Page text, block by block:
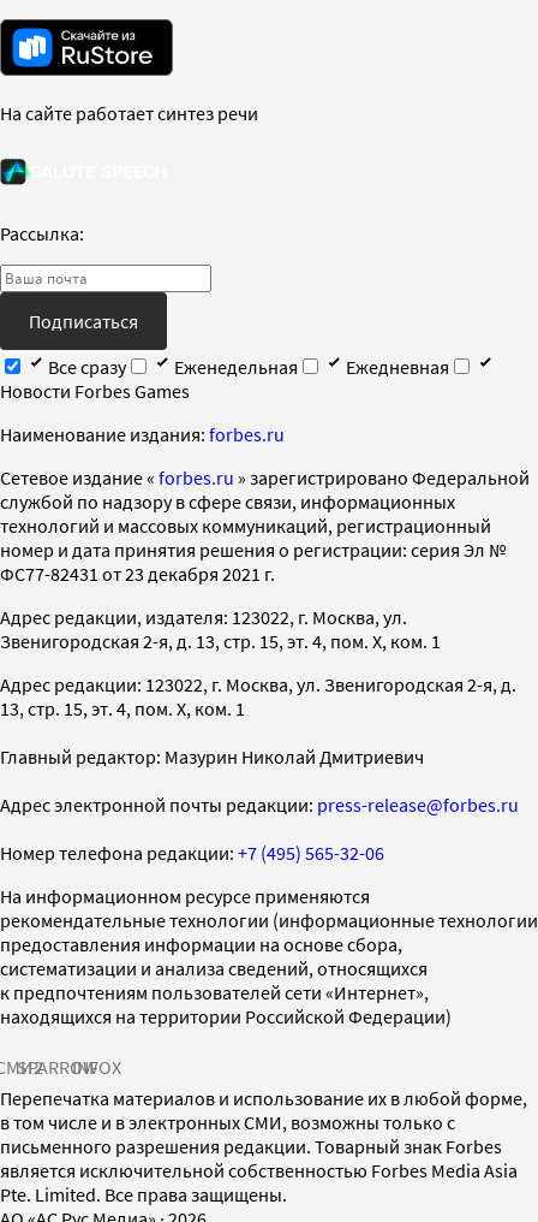
На сайте работает синтез речи
Рассылка:
Подписаться
Все сразу
Еженедельная
Ежедневная
Новости Forbes Games
Наименование издания: forbes.ru
Cетевое издание « forbes.ru » зарегистрировано Федеральной
службой по надзору в сфере связи, информационных
технологий и массовых коммуникаций, регистрационный
номер и дата принятия решения о регистрации: серия Эл №
ФС77-82431 от 23 декабря 2021 г.
Адрес редакции, издателя: 123022, г. Москва, ул.
Звенигородская 2-я, д. 13, стр. 15, эт. 4, пом. X, ком. 1
Адрес редакции: 123022, г. Москва, ул. Звенигородская 2-я, д.
13, стр. 15, эт. 4, пом. X, ком. 1
Главный редактор: Мазурин Николай Дмитриевич
Адрес электронной почты редакции: press-release@forbes.ru
Номер телефона редакции: +7 (495) 565-32-06
На информационном ресурсе применяются
рекомендательные технологии (информационные технологии
предоставления информации на основе сбора,
систематизации и анализа сведений, относящихся
к предпочтениям пользователей сети «Интернет»,
находящихся на территории Российской Федерации)
SPARROWINFOX
Перепечатка материалов и использование их в любой форме,
в том числе и в электронных СМИ, возможны только с
письменного разрешения редакции. Товарный знак Forbes
является исключительной собственностью Forbes Media Asia
Pte. Limited. Все права защищены.